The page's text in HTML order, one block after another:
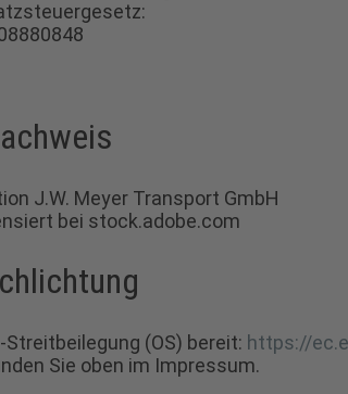
J.W. Meyer Transport GmbH
bei stock.adobe.com
(OS) bereit: https://
Sie oben im Impressum.